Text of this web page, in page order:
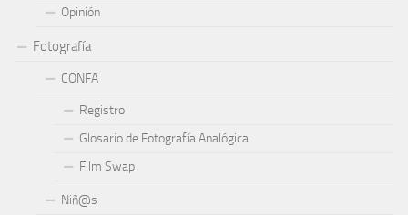
Opinión
Fotografía
CONFA
Registro
Glosario de Fotografía Analógica
Film Swap
Niñ@s